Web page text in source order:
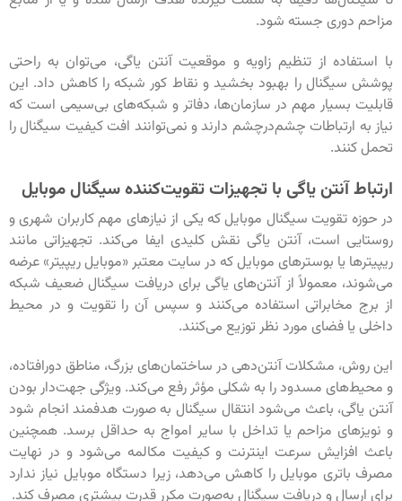
مزاحم دوری جسته شود.
با استفاده از تنظیم زاویه و موقعیت آنتن یاگی، می‌توان به راحتی
پوشش سیگنال را بهبود بخشید و نقاط کور شبکه را کاهش داد. این
قابلیت بسیار مهم در سازمان‌ها، دفاتر و شبکه‌های بی‌سیمی است که
نیاز به ارتباطات چشم‌درچشم دارند و نمی‌توانند افت کیفیت سیگنال را
تحمل کنند.
ارتباط آنتن یاگی با تجهیزات تقویت‌کننده سیگنال موبایل
در حوزه تقویت سیگنال موبایل که یکی از نیازهای مهم کاربران شهری و
روستایی است، آنتن یاگی نقش کلیدی ایفا می‌کند. تجهیزاتی مانند
ریپیترها یا بوسترهای موبایل که در سایت معتبر «موبایل ریپیتر» عرضه
می‌شوند، معمولاً از آنتن‌های یاگی برای دریافت سیگنال ضعیف شبکه
از برج مخابراتی استفاده می‌کنند و سپس آن را تقویت و در محیط
داخلی یا فضای مورد نظر توزیع می‌کنند.
این روش، مشکلات آنتن‌دهی در ساختمان‌های بزرگ، مناطق دورافتاده،
و محیط‌های مسدود را به شکلی مؤثر رفع می‌کند. ویژگی جهت‌دار بودن
آنتن یاگی، باعث می‌شود انتقال سیگنال به صورت هدفمند انجام شود
و نویزهای مزاحم یا تداخل با سایر امواج به حداقل برسد. همچنین
باعث افزایش سرعت اینترنت و کیفیت مکالمه می‌شود و در نهایت
مصرف باتری موبایل را کاهش می‌دهد، زیرا دستگاه موبایل نیاز ندارد
برای ارسال و دریافت سیگنال به‌صورت مکرر قدرت بیشتری مصرف کند.